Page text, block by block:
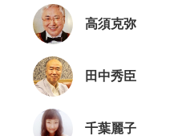
高須克弥
田中秀臣
千葉麗子